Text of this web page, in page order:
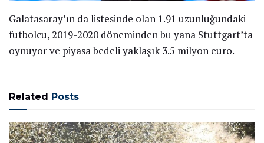
Galatasaray’ın da listesinde olan 1.91 uzunluğundaki
futbolcu, 2019-2020 döneminden bu yana Stuttgart’ta
oynuyor ve piyasa bedeli yaklaşık 3.5 milyon euro.
Related Posts